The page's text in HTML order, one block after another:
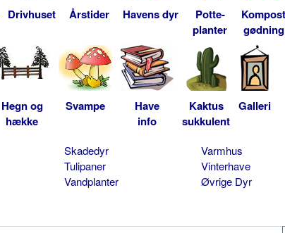
Drivhuset Årstider Havens dyr
Potte-
planter
Kompost
gødning
Hegn og
hække
Svampe
Have
info
Kaktus
sukkulent
Galleri
Skadedyr
Tulipaner
Vandplanter
Varmhus
Vinterhave
Øvrige Dyr